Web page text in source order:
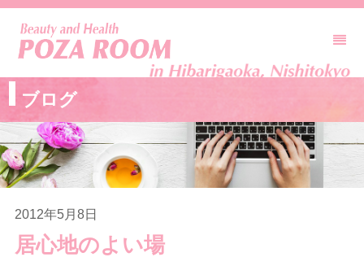
ブログ
2012年5月8日
居心地のよい場